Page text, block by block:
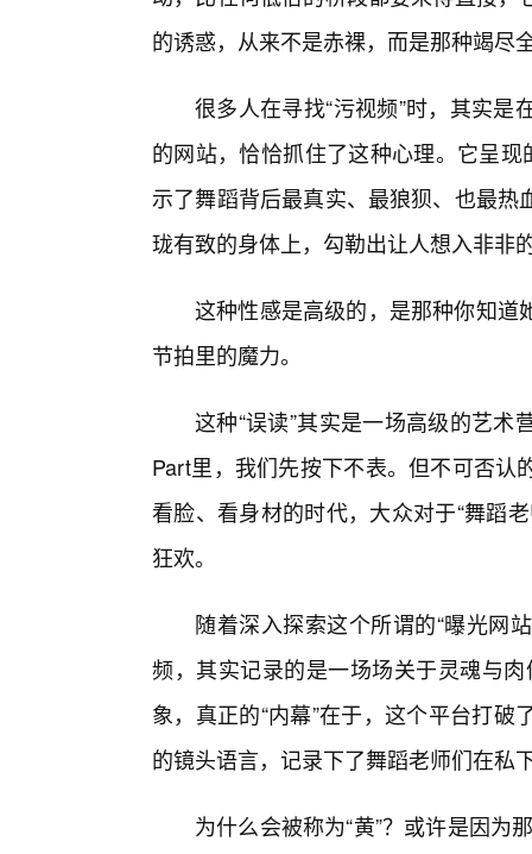
的诱惑，从来不是赤裸，而是那种竭尽
很多人在寻找“污视频”时，其实
的网站，恰恰抓住了这种心理。它呈
示了舞蹈背后最真实、最狼狈、也最
珑有致的身体上，勾勒出让人想入非非
这种性感是高级的，是那种你知道
节拍里的魔力。
这种“误读”其实是一场高级的艺
Part里，我们先按下不表。但不可否认
看脸、看身材的时代，大众对于“舞蹈
狂欢。
随着深入探索这个所谓的“曝光网
频，其实记录的是一场场关于灵魂与
象，真正的“内幕”在于，这个平台打
的镜头语言，记录下了舞蹈老师们在私
为什么会被称为“黄”？或许是因为